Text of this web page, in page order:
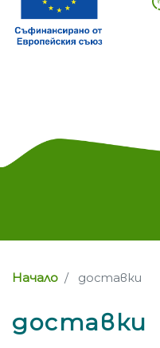
Начало доставки
доставки